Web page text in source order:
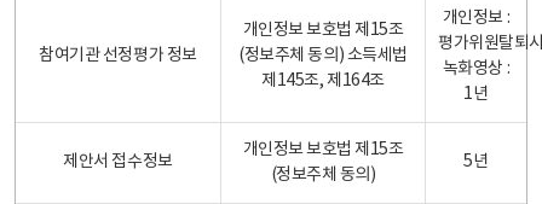
참여기관 선정평가 정보
개인정보 보호법 제15조
(정보주체 동의) 소득세법
제145조, 제164조
개인정보 :
평가위원탈퇴
녹화영상 :
1년
제안서 접수정보
개인정보 보호법 제15조
(정보주체 동의)
5년